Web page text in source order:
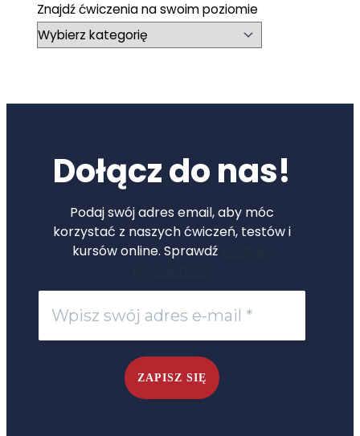
Znajdź ćwiczenia na swoim poziomie
Dołącz do nas!
Podaj swój adres email, aby móc
korzystać z naszych ćwiczeń, testów i
kursów online. Sprawdź